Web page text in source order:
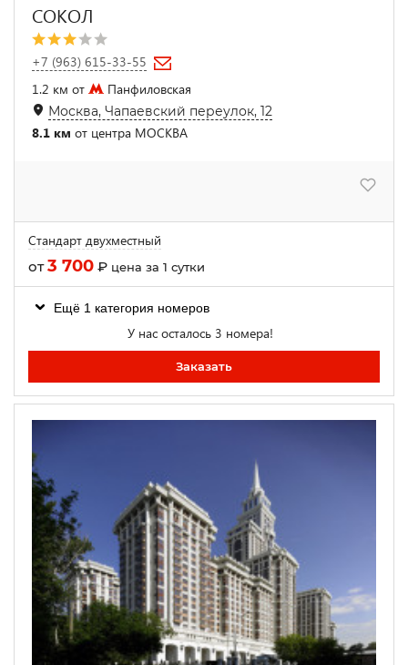
СОКОЛ
+7 (963) 615-33-55
1.2 км от
Панфиловская
Москва, Чапаевский переулок, 12
8.1 км от центра МОСКВА
Стандарт двухместный
от3 700 ₽ цена за 1 сутки
Ещё 1 категория номеров
У нас осталось 3 номера!
Заказать